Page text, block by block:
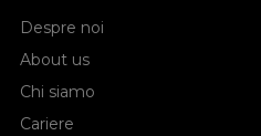
Despre noi
About us
Chi siamo
Cariere